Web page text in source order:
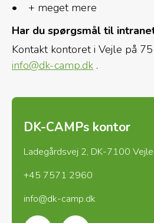
+ meget mere
Har du spørgsmål til
Kontakt kontoret i Vejle på
info@dk-camp.dk .
DK-CAMPs kontor
Ladegårdsvej 2, DK-7100 Vejle
+45 7571 2960
info@dk-camp.dk